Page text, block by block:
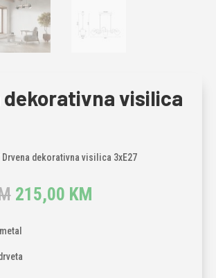
dekorativna visilica
dekorativna visilica 3xE27
Original
price
was:
250,00 KM.
215,00 KM